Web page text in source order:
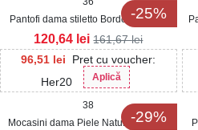
-25%
Pantofi dama stiletto Bordo din Piele
Ecologica Intoarsa Eleri
96,51 lei
Pret cu voucher:
Her20
Aplică
120,64 lei 161,67lei
-29%
38
Mocasini dama Piele Naturala Bordo